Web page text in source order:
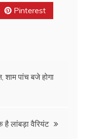
Pinterest
शाम पांच बजे होगा
है लांबड़ा वैरियंट